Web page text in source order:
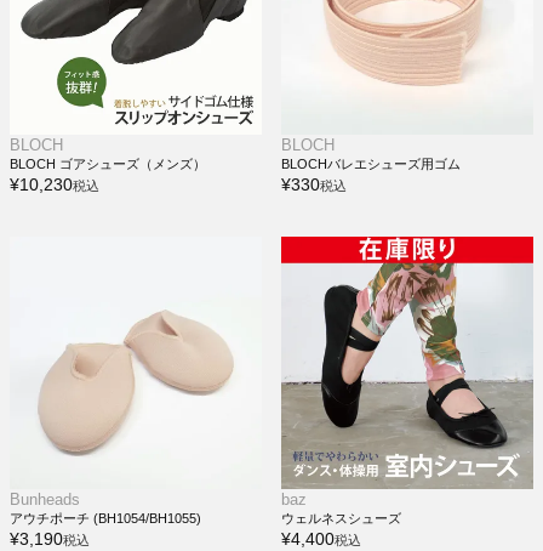
BLOCH
BLOCH ゴアシューズ（メンズ）
¥10,230税込
BLOCH
BLOCHバレエシューズ用ゴム
¥330税込
Bunheads
アウチポーチ (BH1054/BH1055)
¥3,190税込
baz
ウェルネスシューズ
¥4,400税込